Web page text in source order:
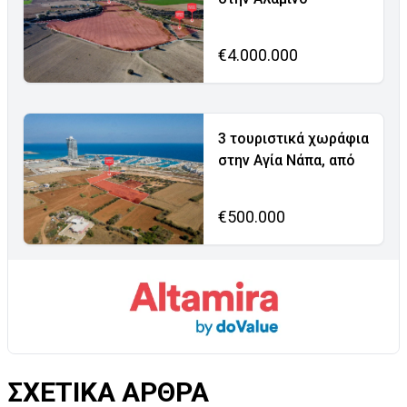
€4.000.000
3 τουριστικά χωράφια
στην Αγία Νάπα, από
€500.000
ΣΧΕΤΙΚΑ ΑΡΘΡΑ